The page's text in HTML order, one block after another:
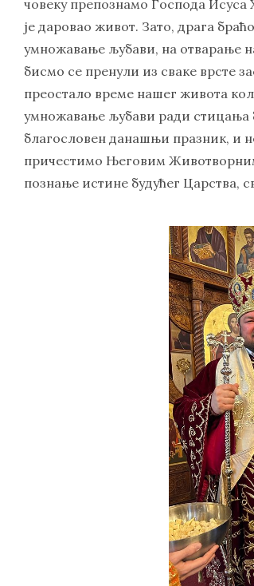
човеку препознамо Господа Исуса
је даровао живот. Зато, драга
умножавање љубави, на отварање
бисмо се пренули из сваке врсте
преостало време нашег живота
умножавање љубави ради стицања
благословен данашњи празник, и
причестимо Његовим
познање истине будућег Царства,